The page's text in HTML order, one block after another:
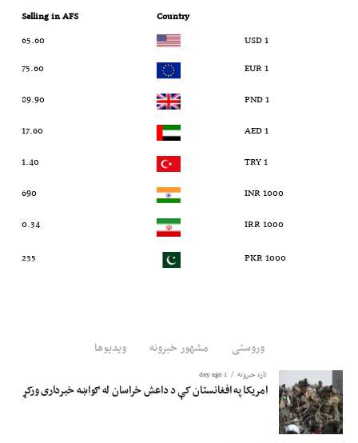
Country
Selling in AFS
1 USD
65.60
1 EUR
75.60
1 PND
89.90
1 AED
17.60
1 TRY
1.40
1000 INR
690
1000 IRR
0.34
1000 PKR
235
وروستی مشهور خبرونه ویدیوها
تازه خبرونه 1 day ago
امریکا په افغانستان کې د داعش خراسان له ګواښه خبرداری ورکړ